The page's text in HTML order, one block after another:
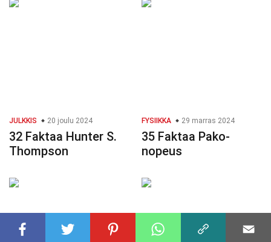
JULKKIS 20 joulu 2024
32 Faktaa Hunter S.
Thompson
FYSIIKKA 29 marras 2024
35 Faktaa Pako-
nopeus